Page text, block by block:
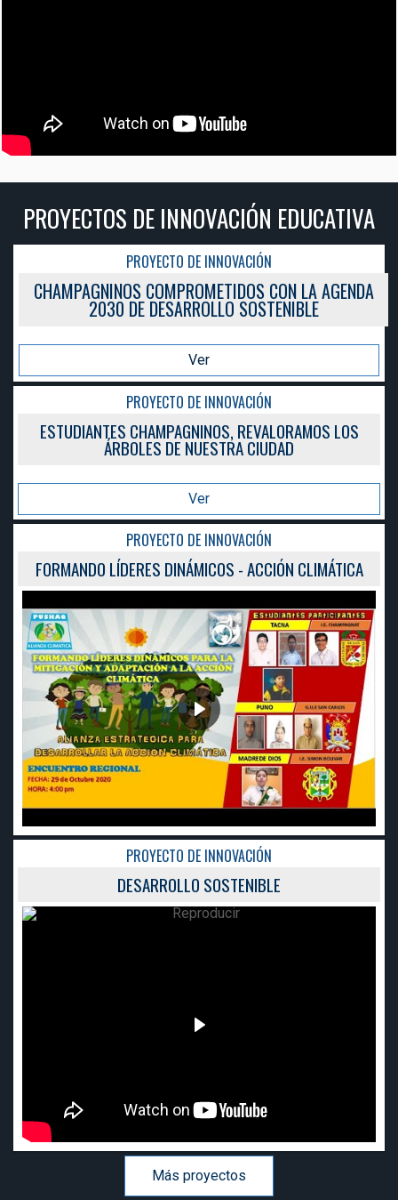
PROYECTOS DE INNOVACIÓN EDUCATIVA
PROYECTO DE INNOVACIÓN
CHAMPAGNINOS COMPROMETIDOS CON LA AGENDA
2030 DE DESARROLLO SOSTENIBLE
Ver
PROYECTO DE INNOVACIÓN
ESTUDIANTES CHAMPAGNINOS, REVALORAMOS LOS
ÁRBOLES DE NUESTRA CIUDAD
Ver
PROYECTO DE INNOVACIÓN
FORMANDO LÍDERES DINÁMICOS - ACCIÓN CLIMÁTICA
PROYECTO DE INNOVACIÓN
DESARROLLO SOSTENIBLE
Más proyectos